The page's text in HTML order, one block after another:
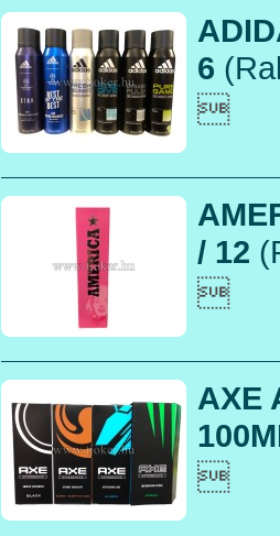
6

/ 12

AXE
